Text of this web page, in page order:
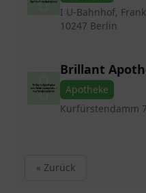
I U-Bahnhof,
10247 Berlin
Brillant
Apotheke
Kurfürstendamm
« Zurück